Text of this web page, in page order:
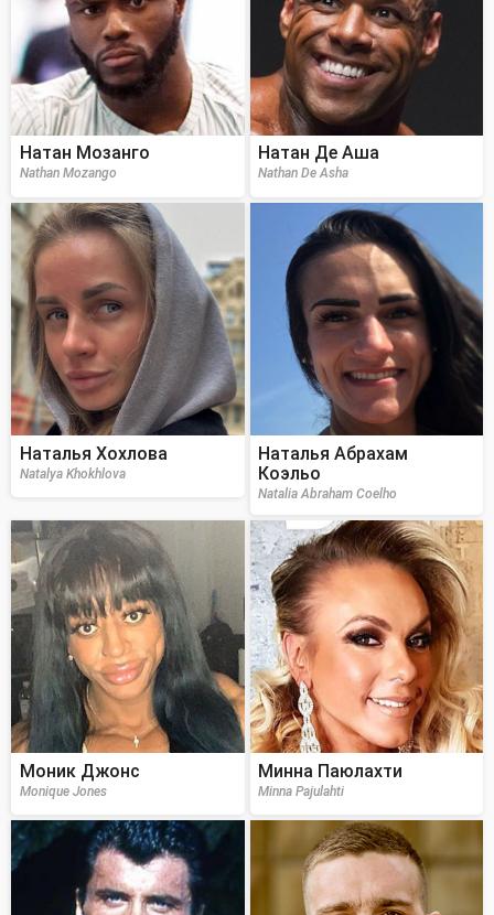
Натан Мозанго
Nathan Mozango
Натан Де Аша
Nathan De Asha
Наталья Хохлова
Natalya Khokhlova
Наталья Абрахам
Коэльо
Natalia Abraham Coelho
Моник Джонс
Monique Jones
Минна Паюлахти
Minna Pajulahti